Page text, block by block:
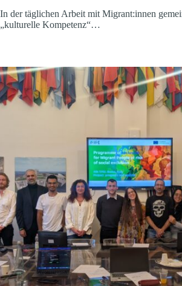
In der täglichen Arbeit mit Migrant:innen
„kulturelle Kompetenz“…